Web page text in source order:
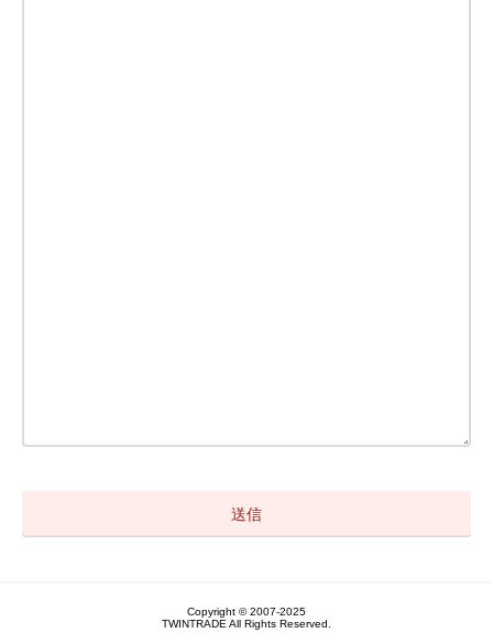
Copyright © 2007-2025
TWINTRADE All Rights Reserved.